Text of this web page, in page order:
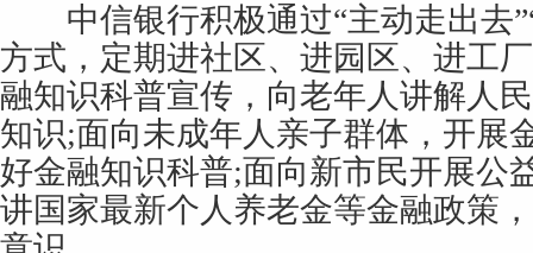
中信银行积极通过“主动走出去
方式，定期进社区、进园区、进工
融知识科普宣传，向老年人讲解人
知识;面向未成年人亲子群体，开展
好金融知识科普;面向新市民开展公
讲国家最新个人养老金等金融政策